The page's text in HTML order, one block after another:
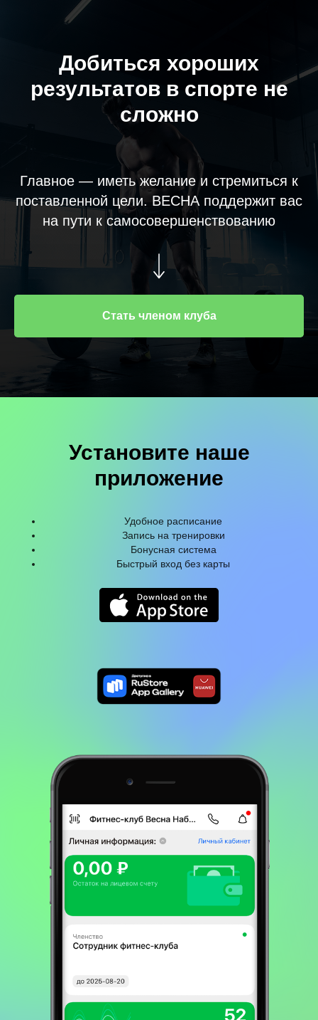
Добиться хороших
результатов в спорте не
сложно
Главное — иметь желание и стремиться к
поставленной цели. ВЕСНА поддержит вас
на пути к самосовершенствованию
Стать членом клуба
Установите наше
приложение
Удобное расписание
Запись на тренировки
Бонусная система
Быстрый вход без карты